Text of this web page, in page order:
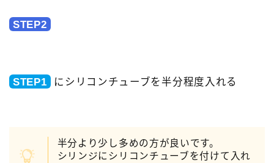
STEP2
STEP1 にシリコンチューブを半分程度入れる
半分より少し多めの方が良いです。
シリンジにシリコンチューブを付けて入れ